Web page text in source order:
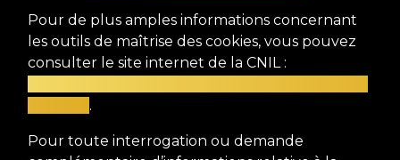
Pour de plus amples informations concernant
les outils de maîtrise des cookies, vous pouvez
consulter le site internet de la CNIL :
.
Pour toute interrogation ou demande